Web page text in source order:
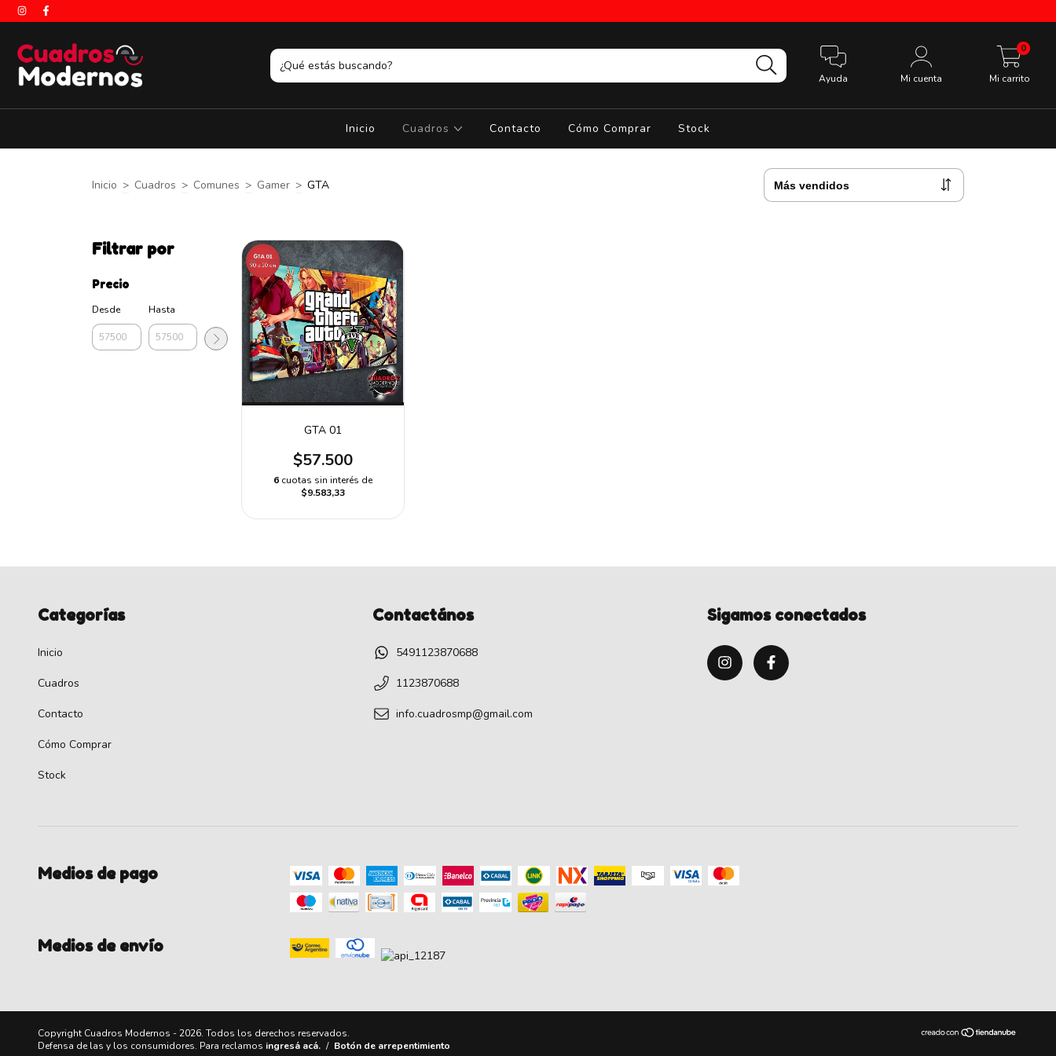
Ayuda Mi cuenta Mi carrito
0
Inicio Cuadros Contacto Cómo Comprar Stock
Inicio > Cuadros > Comunes > Gamer > GTA
Filtrar por
Precio
Desde Hasta
GTA 01
$57.500
6 cuotas sin interés de
$9.583,33
Categorías
Inicio
Cuadros
Contacto
Cómo Comprar
Stock
Contactános
5491123870688
1123870688
info.cuadrosmp@gmail.com
Sigamos conectados
Medios de pago
Medios de envío
Copyright Cuadros Modernos - 2026. Todos los derechos reservados.
Defensa de las y los consumidores. Para reclamos ingresá acá. / Botón de arrepentimiento